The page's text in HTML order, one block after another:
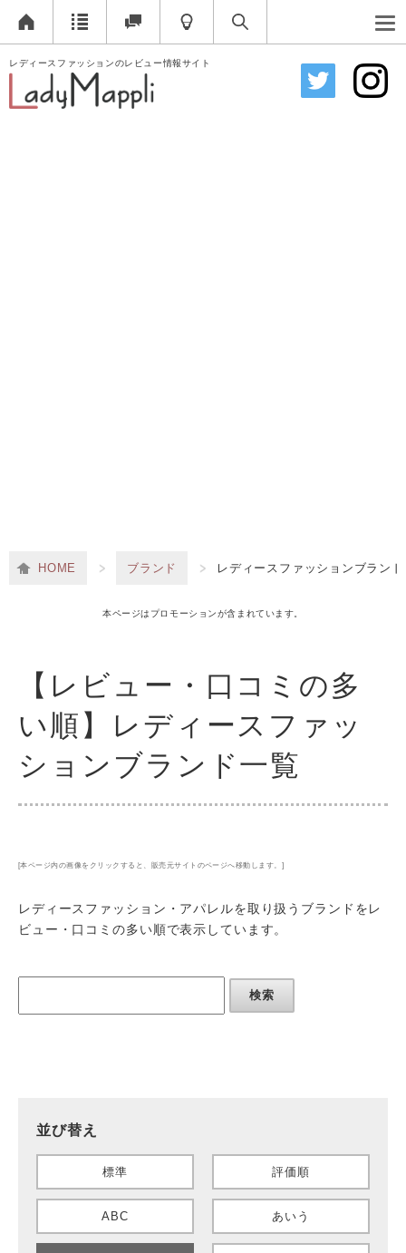
レディースファッションのレビュー情報サイト
HOME ブランド レディースファッションブラン
本ページはプロモーションが含まれています。
【レビュー・口コミの多
い順】レディースファッ
ションブランド一覧
[本ページ内の画像をクリックすると、販売元サイトのページへ移動します。]
レディースファッション・アパレルを取り扱うブランドをレ
ビュー・口コミの多い順で表示しています。
検索
並び替え
標準 評価順
ABC あいう